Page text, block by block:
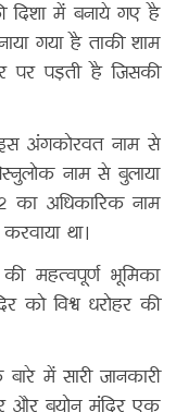
दिशा में बनाये गए है
गया है ताकी शाम
पड़ती है जिसकी
अंगकोरवत नाम से
नाम से बुलाया
का अधिकारिक नाम
था।
महत्वपूर्ण भूमिका
विश्व धरोहर की
में सारी जानकारी